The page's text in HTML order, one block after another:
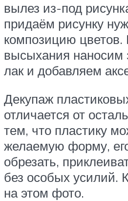
вылез из-под
придаём рисунку
композицию цветов.
высыхания наносим
лак и добавляем
Декупаж
отличается от
тем, что пластику
желаемую форму,
обрезать,
без особых усилий.
на этом фото.